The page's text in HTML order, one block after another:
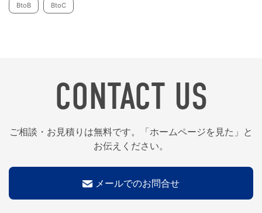
BtoB BtoC
CONTACT US
ご相談・お見積りは無料です。「ホームページを見た」と
お伝えください。
メールでのお問合せ